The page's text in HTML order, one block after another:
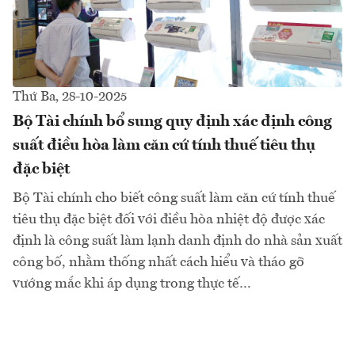
Thứ Ba, 28-10-2025
Bộ Tài chính bổ sung quy định xác định công
suất điều hòa làm căn cứ tính thuế tiêu thụ
đặc biệt
Bộ Tài chính cho biết công suất làm căn cứ tính thuế
tiêu thụ đặc biệt đối với điều hòa nhiệt độ được xác
định là công suất làm lạnh danh định do nhà sản xuất
công bố, nhằm thống nhất cách hiểu và tháo gỡ
vướng mắc khi áp dụng trong thực tế…